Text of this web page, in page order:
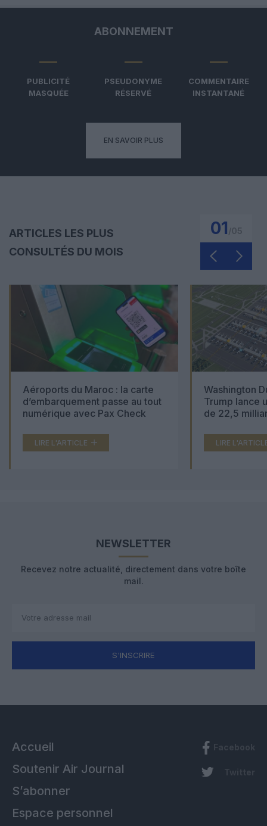
ABONNEMENT
PUBLICITÉ
MASQUÉE
PSEUDONYME
RÉSERVÉ
COMMENTAIRE
INSTANTANÉ
EN SAVOIR PLUS
ARTICLES LES PLUS
CONSULTÉS DU MOIS
01
Aéroports du Maroc : la carte
d’embarquement passe au tout
numérique avec Pax Check
LIRE L'ARTICLE
Washington
Trump lance
de 22,5
LIRE
NEWSLETTER
Recevez notre actualité, directement dans votre boîte
mail.
S'INSCRIRE
Accueil
Soutenir Air Journal
S’abonner
Espace personnel